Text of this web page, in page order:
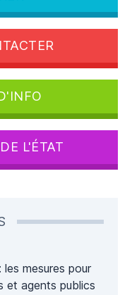
L'ÉTAT
mesures pour
et agents publics